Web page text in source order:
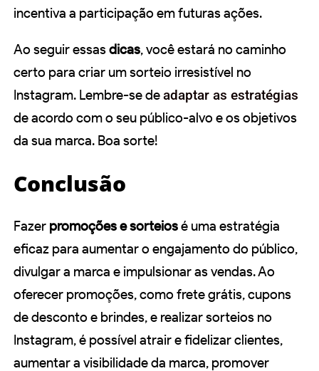
incentiva a participação em futuras ações.
Ao seguir essasdicas, você estará no caminho
certo para criar um sorteio irresistível no
Instagram. Lembre-se deadaptar as estratégias
de acordo com o seu público-alvo e os objetivos
da sua marca. Boa sorte!
Conclusão
Fazer promoções e sorteiosé uma estratégia
eficaz para aumentar o engajamento do público,
divulgar a marca e impulsionar as vendas. Ao
oferecer promoções, como frete grátis, cupons
de desconto e brindes, e realizar sorteios no
Instagram, é possível atrair e fidelizar clientes,
aumentar a visibilidade da marca, promover